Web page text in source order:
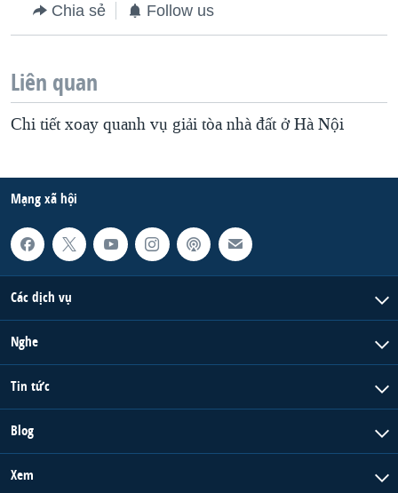
Chia sẻ Follow us
Liên quan
Chi tiết xoay quanh vụ giải tòa nhà đất ở Hà Nội
Mạng xã hội
Các dịch vụ
Nghe
Tin tức
Blog
Xem